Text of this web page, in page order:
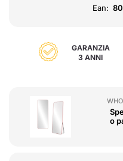
Ean:
GARANZIA
3 ANNI
o